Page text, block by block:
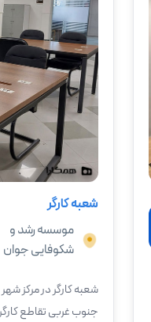
شعبه کارگر
موسسه رشد و
شکوفایی جوان
شعبه کارگر در مرکز
جنوب غربی تقاطع